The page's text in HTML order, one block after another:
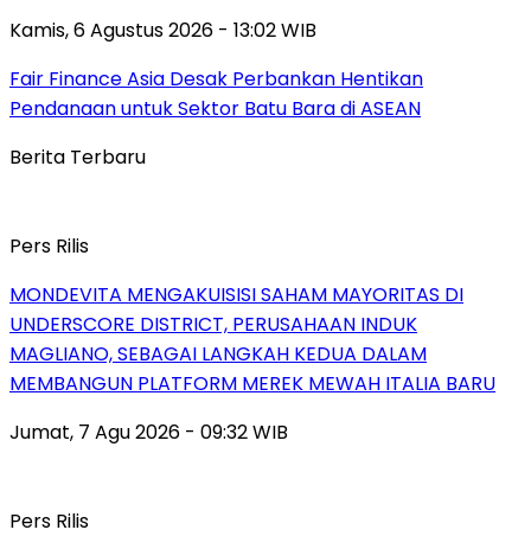
Kamis, 6 Agustus 2026 - 13:02 WIB
Fair Finance Asia Desak Perbankan Hentikan
Pendanaan untuk Sektor Batu Bara di ASEAN
Berita Terbaru
Pers Rilis
MONDEVITA MENGAKUISISI SAHAM MAYORITAS DI
UNDERSCORE DISTRICT, PERUSAHAAN INDUK
MAGLIANO, SEBAGAI LANGKAH KEDUA DALAM
MEMBANGUN PLATFORM MEREK MEWAH ITALIA BARU
Jumat, 7 Agu 2026 - 09:32 WIB
Pers Rilis